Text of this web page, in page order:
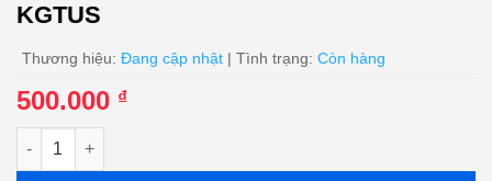
KGTUS
Thương hiệu: Đang cập nhật | Tình trạng: Còn hàng
500.000 ₫
TNCD50 - Tình Khúc Giáng Sinh (3 Góc) KGTUS số lượng